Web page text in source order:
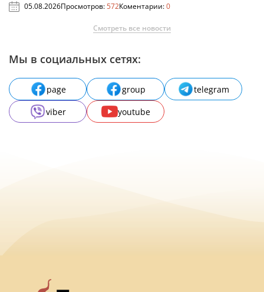
05.08.2026Просмотров:572Коментарии:0
Смотреть все новости
Мы в социальных сетях:
page group
telegram
viber
youtube